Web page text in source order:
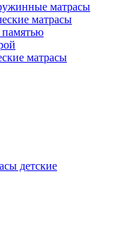
матрасы
матрасы
матрасы
детские